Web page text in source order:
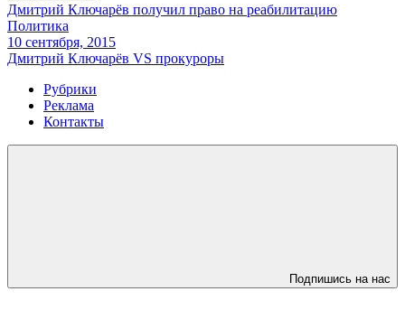
Дмитрий Ключарёв получил право на реабилитацию
Политика
10 сентября, 2015
Дмитрий Ключарёв VS прокуроры
Рубрики
Реклама
Контакты
Подпишись на нас